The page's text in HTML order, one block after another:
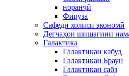
норанҷӣ
Фирӯза
Сафеди холиси экономӣ
Дегчаҳои шишагини
Галактика
Галактикаи кабуд
Галактикаи Браун
Галактикаи сабз